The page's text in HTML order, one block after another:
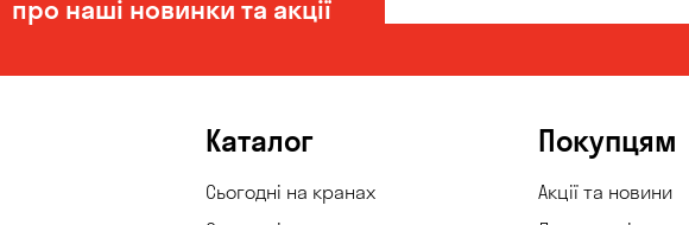
про наші новинки та акції
Каталог
Сьогодні на кранах
Покупцям
Акції та новини